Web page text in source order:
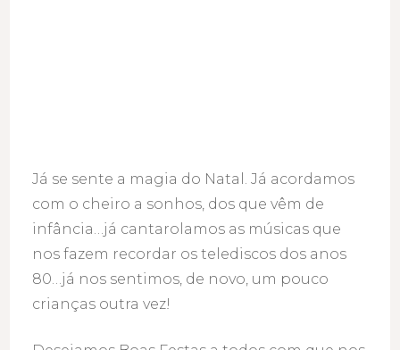
Já se sente a magia do Natal. Já acordamos
com o cheiro a sonhos, dos que vêm de
infância…já cantarolamos as músicas que
nos fazem recordar os telediscos dos anos
80…já nos sentimos, de novo, um pouco
crianças outra vez!